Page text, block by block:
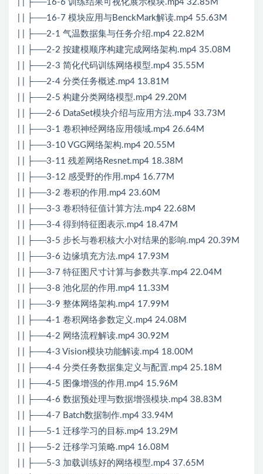
| | ├──16-6 训练结果可视化展示模块.mp4 32.85M
| | ├──16-7 模块应用与BenckMark解读.mp4 55.63M
| | ├──2-1 气温数据集与任务介绍.mp4 22.82M
| | ├──2-2 按建模顺序构建完成网络架构.mp4 35.08M
| | ├──2-3 简化代码训练网络模型.mp4 35.55M
| | ├──2-4 分类任务概述.mp4 13.81M
| | ├──2-5 构建分类网络模型.mp4 29.20M
| | ├──2-6 DataSet模块介绍与应用方法.mp4 33.73M
| | ├──3-1 卷积神经网络应用领域.mp4 26.64M
| | ├──3-10 VGG网络架构.mp4 20.55M
| | ├──3-11 残差网络Resnet.mp4 18.38M
| | ├──3-12 感受野的作用.mp4 16.77M
| | ├──3-2 卷积的作用.mp4 23.60M
| | ├──3-3 卷积特征值计算方法.mp4 22.68M
| | ├──3-4 得到特征图表示.mp4 18.47M
| | ├──3-5 步长与卷积核大小对结果的影响.mp4 20.39M
| | ├──3-6 边缘填充方法.mp4 17.93M
| | ├──3-7 特征图尺寸计算与参数共享.mp4 22.04M
| | ├──3-8 池化层的作用.mp4 11.33M
| | ├──3-9 整体网络架构.mp4 17.99M
| | ├──4-1 卷积网络参数定义.mp4 24.08M
| | ├──4-2 网络流程解读.mp4 30.92M
| | ├──4-3 Vision模块功能解读.mp4 18.00M
| | ├──4-4 分类任务数据集定义与配置.mp4 25.18M
| | ├──4-5 图像增强的作用.mp4 15.96M
| | ├──4-6 数据预处理与数据增强模块.mp4 38.83M
| | ├──4-7 Batch数据制作.mp4 33.94M
| | ├──5-1 迁移学习的目标.mp4 13.29M
| | ├──5-2 迁移学习策略.mp4 16.08M
| | ├──5-3 加载训练好的网络模型.mp4 37.65M